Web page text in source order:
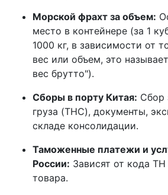
Морской фрахт за объем:
место в контейнере (за 1
1000 кг, в зависимости от
вес или объем, это
вес брутто").
Сборы в порту Китая: Сбор
груза (THC), документы,
складе консолидации.
Таможенные платежи и
России: Зависят от кода
товара.